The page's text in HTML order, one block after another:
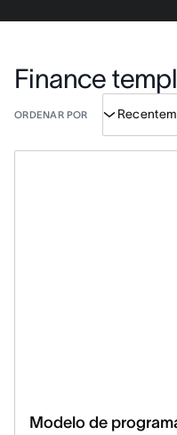
Finance
ORDENAR POR
Modelo de